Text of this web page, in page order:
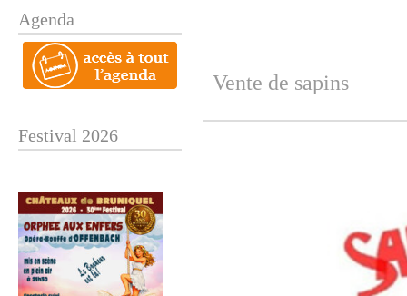
Agenda
Festival 2026
Vente de sapins